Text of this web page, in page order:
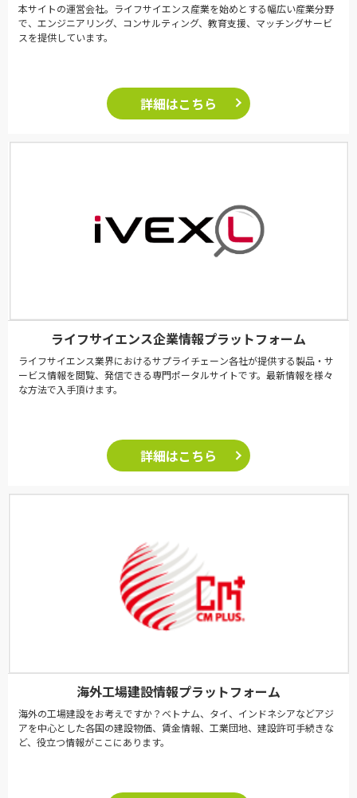
本サイトの運営会社。ライフサイエンス産業を始めとする幅広い産業分野
で、エンジニアリング、コンサルティング、教育支援、マッチングサービ
スを提供しています。
詳細はこちら
ライフサイエンス企業情報プラットフォーム
ライフサイエンス業界におけるサプライチェーン各社が提供する製品・サ
ービス情報を閲覧、発信できる専門ポータルサイトです。最新情報を様々
な方法で入手頂けます。
詳細はこちら
海外工場建設情報プラットフォーム
海外の工場建設をお考えですか？ベトナム、タイ、インドネシアなどアジ
アを中心とした各国の建設物価、賃金情報、工業団地、建設許可手続きな
ど、役立つ情報がここにあります。